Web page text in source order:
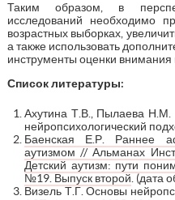
Таким образом, в
исследований необходимо
возрастных выборках,
а также использовать
инструменты оценки
Список литературы:
Ахутина Т.В., Пылаева Н.М.
нейропсихологический
Баенская Е.Р. Раннее
аутизмом // Альманах
Детский аутизм: пути
№19. Выпуск второй . (дата
Визель Т.Г. Основы